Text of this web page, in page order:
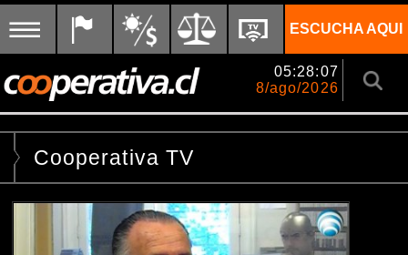
ESCUCHA AQUI
05:28:07
8/ago/2026
Cooperativa TV